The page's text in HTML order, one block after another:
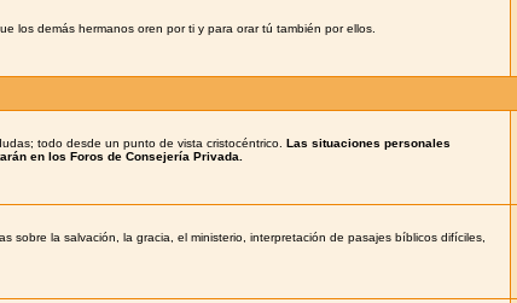
los demás hermanos oren por ti y para orar tú también por ellos.
todo desde un punto de vista cristocéntrico. Las situaciones personales
en los Foros de Consejería Privada.
sobre la salvación, la gracia, el ministerio, interpretación de pasajes bíblicos difíciles,